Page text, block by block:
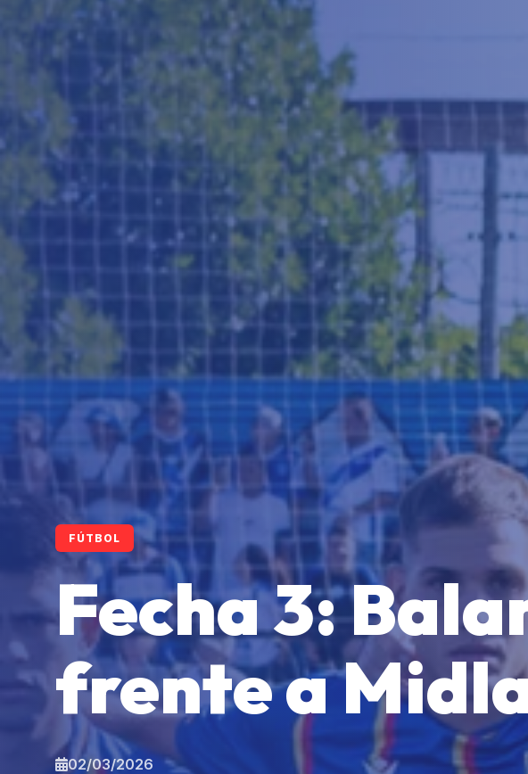
FÚTBOL
Fecha 3:
frente a
02/03/2026